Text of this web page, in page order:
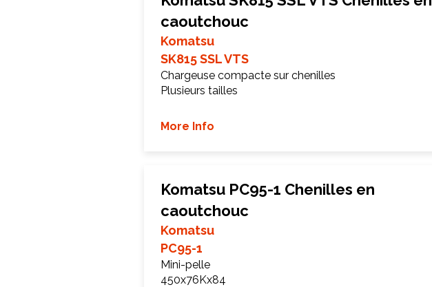
caoutchouc
Komatsu
SK815 SSL VTS
Chargeuse compacte sur chenilles
Plusieurs tailles
More Info
Komatsu PC95-1 Chenilles en
caoutchouc
Komatsu
PC95-1
Mini-pelle
450x76Kx84